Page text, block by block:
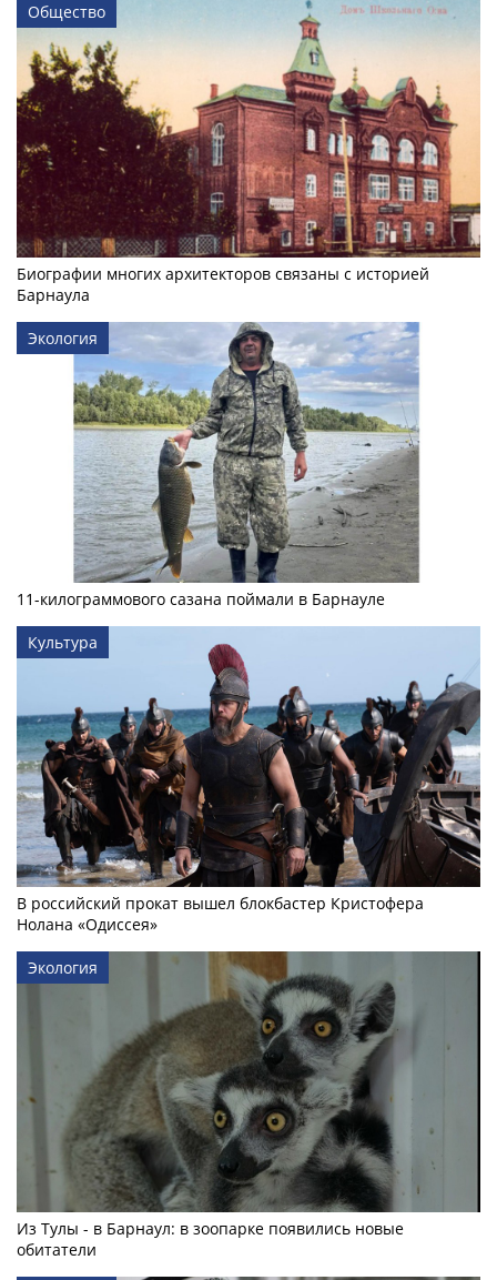
Общество
Биографии многих архитекторов связаны с историей
Барнаула
Экология
11-килограммового сазана поймали в Барнауле
Культура
В российский прокат вышел блокбастер Кристофера
Нолана «Одиссея»
Экология
Из Тулы - в Барнаул: в зоопарке появились новые
обитатели